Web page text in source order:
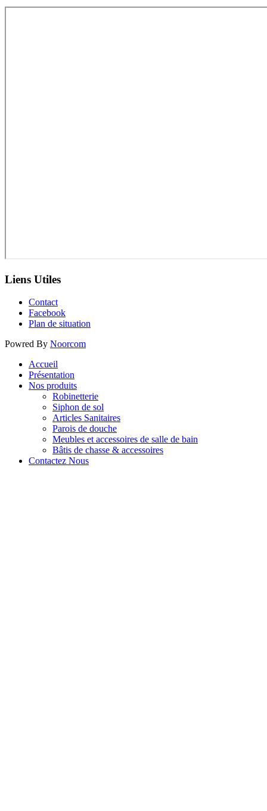
Liens Utiles
Contact
Facebook
Plan de situation
Powred By Noorcom
Accueil
Présentation
Nos produits
Robinetterie
Siphon de sol
Articles Sanitaires
Parois de douche
Meubles et accessoires de salle de bain
Bâtis de chasse & accessoires
Contactez Nous